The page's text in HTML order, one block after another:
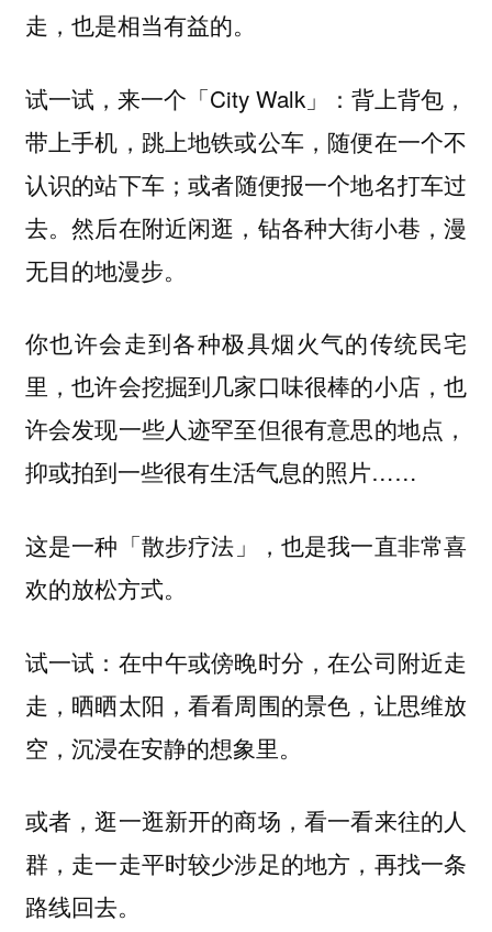
走，也是相当有益的。
试一试，来一个「City Walk」：背上背包，
带上手机，跳上地铁或公车，随便在一个不
认识的站下车；或者随便报一个地名打车过
去。然后在附近闲逛，钻各种大街小巷，漫
无目的地漫步。
你也许会走到各种极具烟火气的传统民宅
里，也许会挖掘到几家口味很棒的小店，也
许会发现一些人迹罕至但很有意思的地点，
抑或拍到一些很有生活气息的照片……
这是一种 「散步疗法」， 也是我一直非常喜
欢的放松方式。
试一试：在中午或傍晚时分，在公司附近走
走，晒晒太阳，看看周围的景色，让思维放
空，沉浸在安静的想象里。
或者，逛一逛新开的商场，看一看来往的人
群，走一走平时较少涉足的地方，再找一条
路线回去。